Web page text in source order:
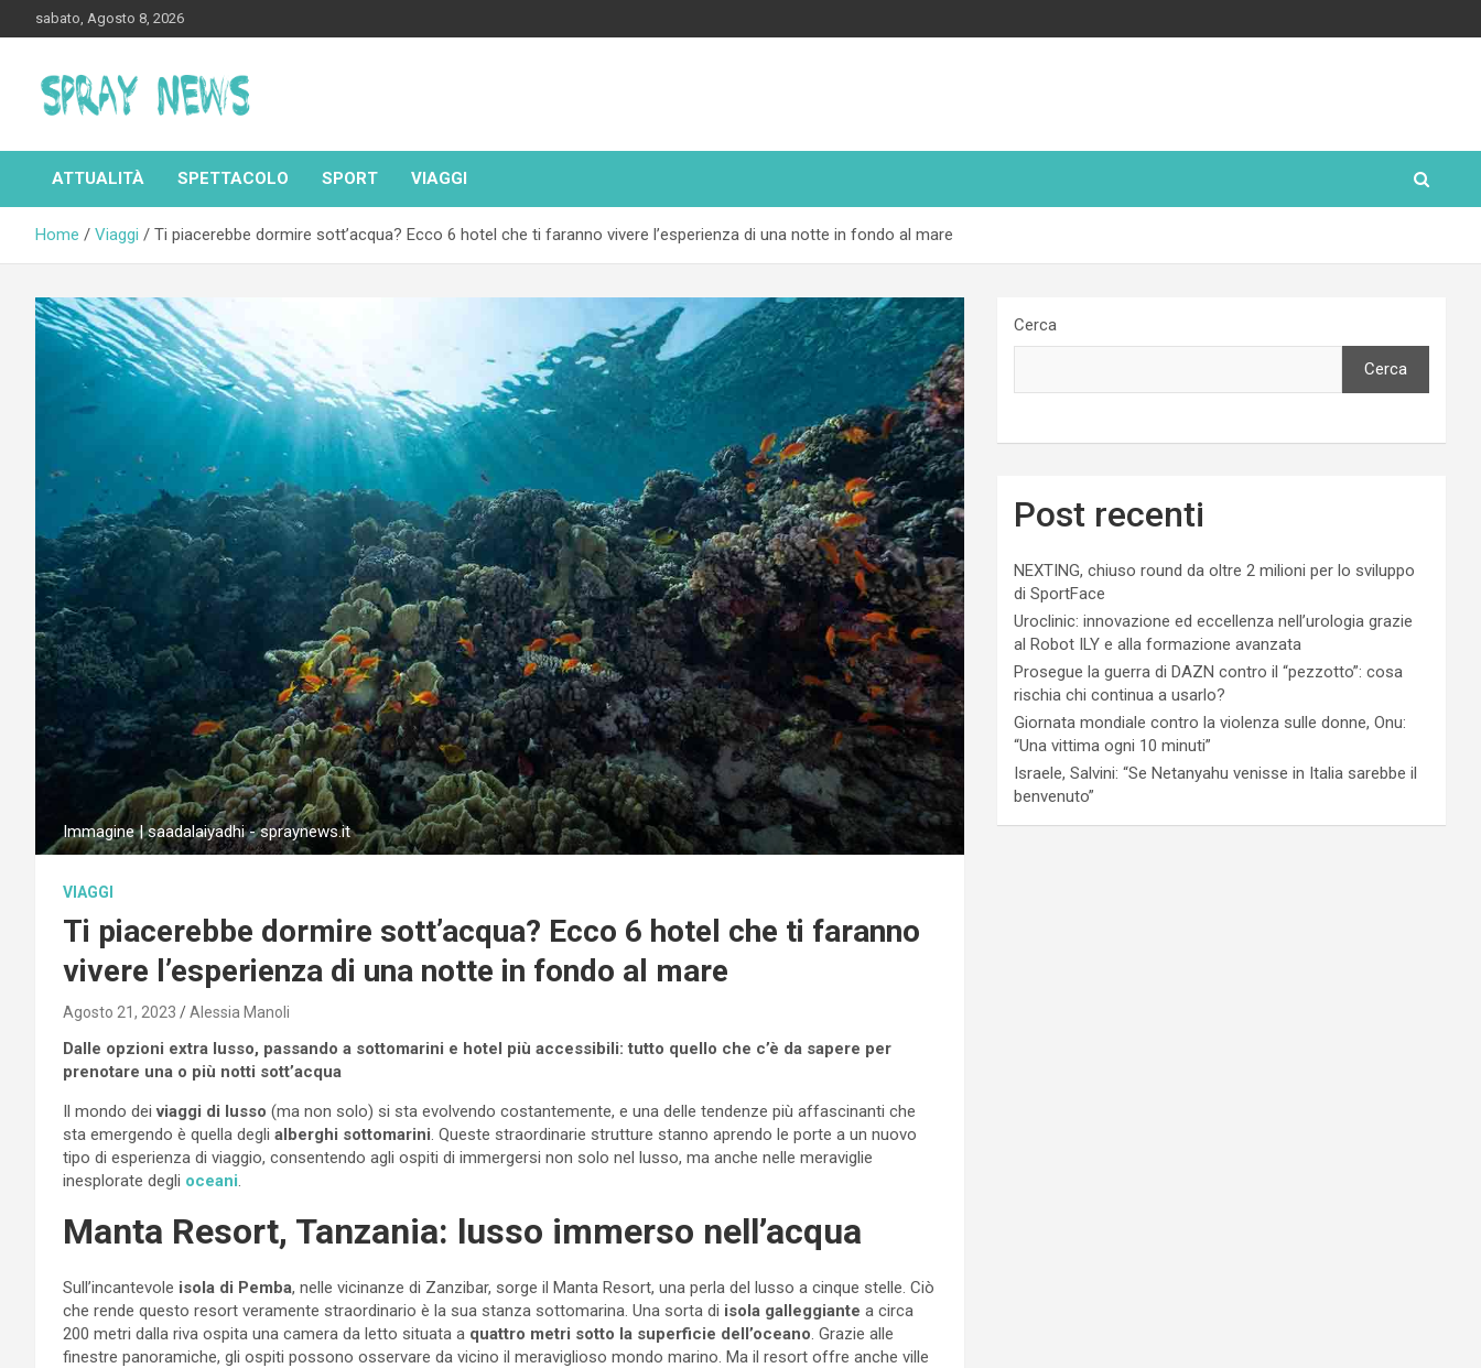
to
sabato, Agosto 8, 2026
Spraynews.it
ATTUALITÀ SPETTACOLO SPORT VIAGGI
Home Viaggi Ti piacerebbe dormire sott’acqua? Ecco 6 hotel che ti faranno vivere l’esperienza di una notte in fondo al mare
Immagine | saadalaiyadhi - spraynews.it
VIAGGI
Ti piacerebbe dormire sott’acqua? Ecco 6 hotel che ti faranno
vivere l’esperienza di una notte in fondo al mare
Agosto 21, 2023 Alessia Manoli
Dalle opzioni extra lusso, passando a sottomarini e hotel più accessibili: tutto quello che c’è da sapere per
prenotare una o più notti sott’acqua
Il mondo dei viaggi di lusso (ma non solo) si sta evolvendo costantemente, e una delle tendenze più affascinanti che
sta emergendo è quella degli alberghi sottomarini . Queste straordinarie strutture stanno aprendo le porte a un nuovo
tipo di esperienza di viaggio, consentendo agli ospiti di immergersi non solo nel lusso, ma anche nelle meraviglie
inesplorate degli oceani
Manta Resort, Tanzania: lusso immerso nell’acqua
Sull’incantevole isola di Pemba, nelle vicinanze di Zanzibar, sorge il Manta Resort, una perla del lusso a cinque stelle. Ciò
che rende questo resort veramente straordinario è la sua stanza sottomarina. Una sorta di isola galleggiante a circa
200 metri dalla riva ospita una camera da letto situata a quattro metri sotto la superficie dell’oceano . Grazie alle
finestre panoramiche, gli ospiti possono osservare da vicino il meraviglioso mondo marino. Ma il resort offre anche ville
Cerca
Cerca
Post recenti
NEXTING, chiuso round da oltre 2 milioni per lo sviluppo
di SportFace
Uroclinic: innovazione ed eccellenza nell’urologia grazie
al Robot ILY e alla formazione avanzata
Prosegue la guerra di DAZN contro il “pezzotto”: cosa
rischia chi continua a usarlo?
Giornata mondiale contro la violenza sulle donne, Onu:
“Una vittima ogni 10 minuti”
Israele, Salvini: “Se Netanyahu venisse in Italia sarebbe il
benvenuto”